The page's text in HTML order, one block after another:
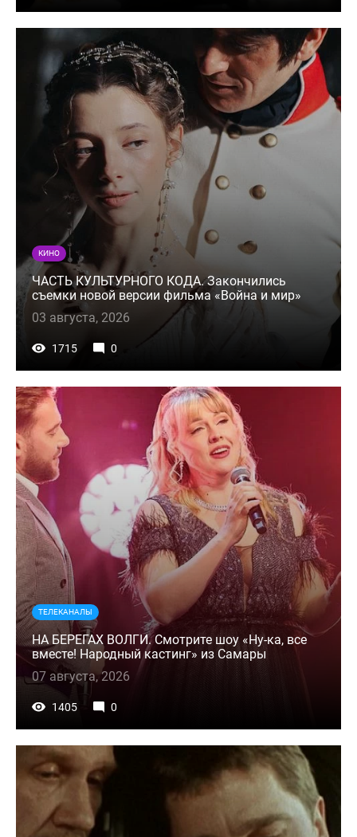
КИНО
ЧАСТЬ КУЛЬТУРНОГО КОДА. Закончились
съемки новой версии фильма «Война и мир»
03 августа, 2026
1715 0
ТЕЛЕКАНАЛЫ
НА БЕРЕГАХ ВОЛГИ. Смотрите шоу «Ну-ка, все
вместе! Народный кастинг» из Самары
07 августа, 2026
1405 0